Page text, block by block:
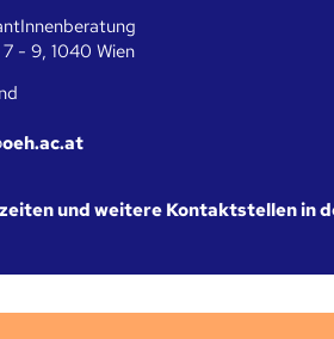
- 9, 1040 Wien
und weitere Kontaktstellen in